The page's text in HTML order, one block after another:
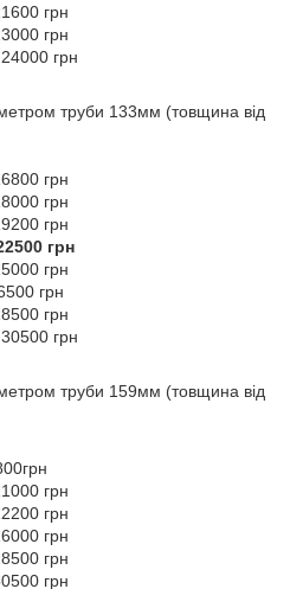
грн
грн
грн
труби 133мм (товщина від
грн
грн
грн
грн
грн
грн
грн
грн
труби 159мм (товщина від
грн
грн
грн
грн
грн